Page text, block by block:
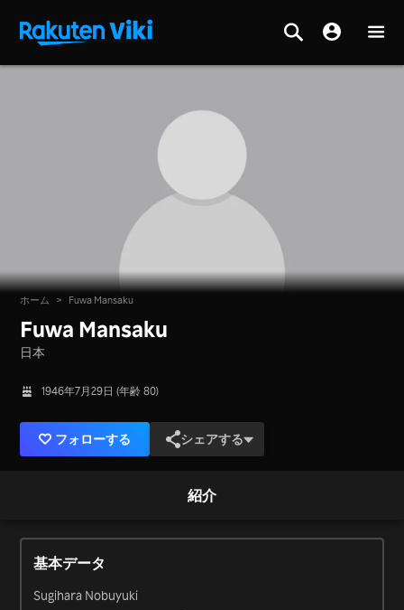
ホーム > Fuwa Mansaku
Fuwa Mansaku
日本
1946年7月29日 (年齢 80)
フォローする シェアする
紹介
基本データ
Sugihara Nobuyuki